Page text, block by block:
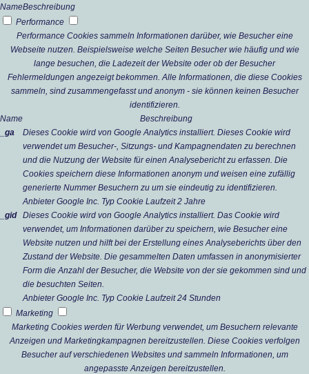
NameBeschreibung
Performance
Performance Cookies sammeln Informationen darüber, wie Besucher eine
Webseite nutzen. Beispielsweise welche Seiten Besucher wie häufig und wie
lange besuchen, die Ladezeit der Website oder ob der Besucher
Fehlermeldungen angezeigt bekommen. Alle Informationen, die diese Cookies
sammeln, sind zusammengefasst und anonym - sie können keinen Besucher
identifizieren.
Name
Beschreibung
_ga
Dieses Cookie wird von Google Analytics installiert. Dieses Cookie wird
verwendet um Besucher-, Sitzungs- und Kampagnendaten zu berechnen
und die Nutzung der Website für einen Analysebericht zu erfassen. Die
Cookies speichern diese Informationen anonym und weisen eine zufällig
generierte Nummer Besuchern zu um sie eindeutig zu identifizieren.
Anbieter Google Inc. Typ Cookie Laufzeit 2 Jahre
_gid
Dieses Cookie wird von Google Analytics installiert. Das Cookie wird
verwendet, um Informationen darüber zu speichern, wie Besucher eine
Website nutzen und hilft bei der Erstellung eines Analyseberichts über den
Zustand der Website. Die gesammelten Daten umfassen in anonymisierter
Form die Anzahl der Besucher, die Website von der sie gekommen sind und
die besuchten Seiten.
Anbieter Google Inc. Typ Cookie Laufzeit 24 Stunden
Marketing
Marketing Cookies werden für Werbung verwendet, um Besuchern relevante
Anzeigen und Marketingkampagnen bereitzustellen. Diese Cookies verfolgen
Besucher auf verschiedenen Websites und sammeln Informationen, um
angepasste Anzeigen bereitzustellen.